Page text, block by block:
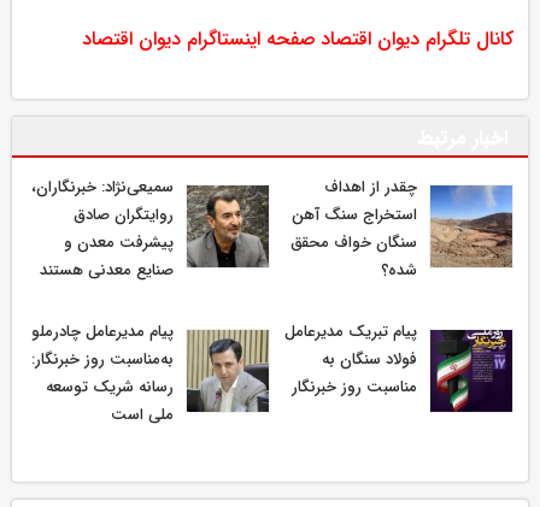
کانال تلگرام دیوان اقتصاد صفحه اینستاگرام دیوان اقتصاد
چقدر از اهداف
استخراج سنگ آهن
سنگان خواف محقق
شده؟
سمیعی‌نژاد: خبرنگاران،
روایتگران صادق
پیشرفت معدن و
صنایع معدنی هستند
پیام تبریک مدیرعامل
فولاد سنگان به
مناسبت روز خبرنگار
پیام مدیرعامل چادرملو
به‌مناسبت روز خبرنگار:
رسانه شریک توسعه
ملی است